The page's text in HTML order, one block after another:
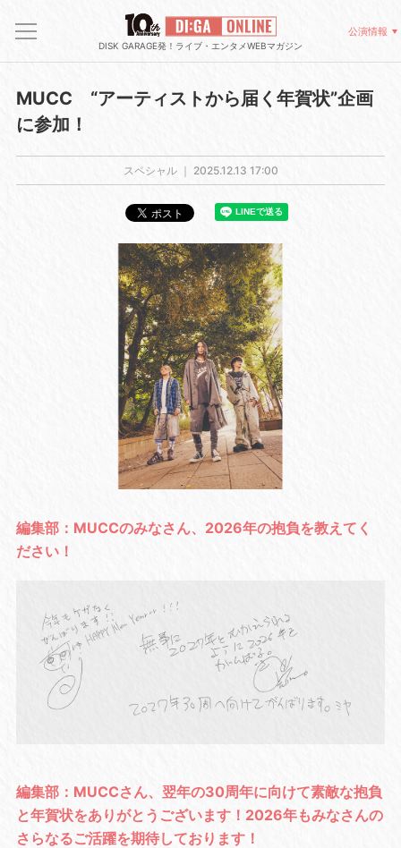
DISK GARAGE発！ライブ・エンタメWEBマガジン
公演情報
MUCC “アーティストから届く年賀状”企画
に参加！
スペシャル ｜ 2025.12.13 17:00
編集部：MUCCのみなさん、2026年の抱負を教えてく
ださい！
編集部：MUCCさん、翌年の30周年に向けて素敵な抱負
と年賀状をありがとうございます！2026年もみなさんの
さらなるご活躍を期待しております！